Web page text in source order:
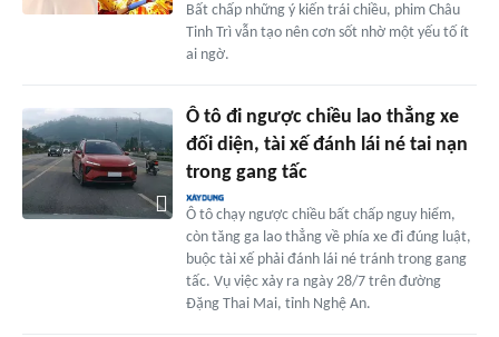
Bất chấp những ý kiến trái chiều, phim Châu
Tinh Trì vẫn tạo nên cơn sốt nhờ một yếu tố ít
ai ngờ.
Ô tô đi ngược chiều lao thẳng xe
đối diện, tài xế đánh lái né tai nạn
trong gang tấc
Ô tô chạy ngược chiều bất chấp nguy hiểm,
còn tăng ga lao thẳng về phía xe đi đúng luật,
buộc tài xế phải đánh lái né tránh trong gang
tấc. Vụ việc xảy ra ngày 28/7 trên đường
Đặng Thai Mai, tỉnh Nghệ An.